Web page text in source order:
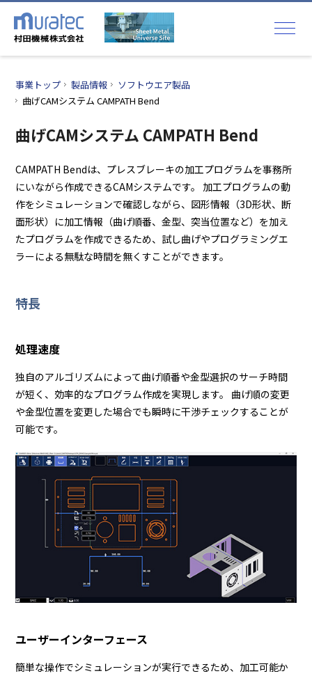
事業トップ 製品情報
ソフトウエア製品
曲げCAMシステム CAMPATH Bend
曲げCAMシステム CAMPATH Bend
CAMPATH Bendは、プレスブレーキの加工プログラムを事務所
にいながら作成できるCAMシステムです。 加工プログラムの動
作をシミュレーションで確認しながら、図形情報（3D形状、断
面形状）に加工情報（曲げ順番、金型、突当位置など）を加え
たプログラムを作成できるため、試し曲げやプログラミングエ
ラーによる無駄な時間を無くすことができます。
特長
処理速度
独自のアルゴリズムによって曲げ順番や金型選択のサーチ時間
が短く、効率的なプログラム作成を実現します。 曲げ順の変更
や金型位置を変更した場合でも瞬時に干渉チェックすることが
可能です。
ユーザーインターフェース
簡単な操作でシミュレーションが実行できるため、加工可能か